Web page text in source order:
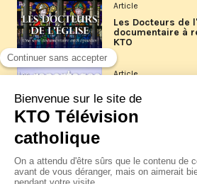
Article
Les Docteurs de
documentaire à
KTO
Article
Les reportages
La visite
XIV à Assise à
jeudi 6 août